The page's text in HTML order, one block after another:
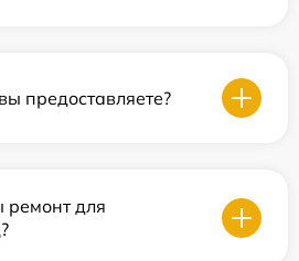
предоставляете?
ремонт для